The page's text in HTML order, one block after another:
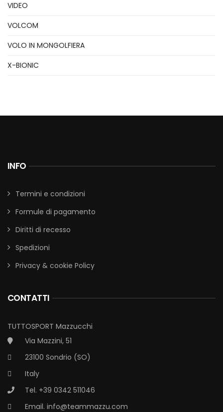
VIDEO
VOLCOM
VOLO IN MONGOLFIERA
X-BIONIC
INFO
Termini e condizioni
Formule di pagamento
Diritti di recesso
Spedizioni
Privacy & cookie Policy
CONTATTI
TUTTOSPORT Mazzucchi
Via Mazzini, 51
23100 Sondrio (SO)
Italy
Tel. +39 0342 511046
Email. info@teammazzu.com